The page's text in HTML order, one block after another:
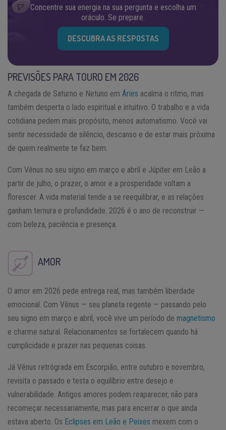
Concentre sua energia na sua pergunta e escolha um
oráculo. Se prepare.
DESCUBRA AS RESPOSTAS
PREVISÕES PARA TOURO EM 2026
A chegada de Saturno e Netuno em Áries acalma o ritmo, mas
também desperta o lado espiritual e intuitivo. O trabalho e a vida
cotidiana pedem mais propósito, menos automatismo. Você vai
sentir necessidade de silêncio, descanso e de estar mais próxima
de quem realmente te faz bem.
Com Vênus no seu signo em março e abril e Júpiter em Leão a
partir de julho, o prazer, o amor e a prosperidade voltam a
florescer. A vida material tende a se reequilibrar, e as relações
ganham ternura e profundidade. 2026 é o ano de reconstruir —
com beleza, paciência e presença.
AMOR
O amor em 2026 pede entrega real, mas também liberdade
emocional. Com Vênus — seu planeta regente — passando pelo
seu signo em março e abril, você vive um período de magnetismo
e charme natural. Relacionamentos se fortalecem quando há
cumplicidade e prazer nas pequenas coisas.
Já Vênus retrógrada em Escorpião, entre outubro e novembro,
revisita o passado e testa o equilíbrio entre desejo e
vulnerabilidade. Antigos amores podem reaparecer, não para
recomeçar necessariamente, mas para encerrar o que ainda
estava aberto. Os Eclipses em Leão e Peixes mexem com o